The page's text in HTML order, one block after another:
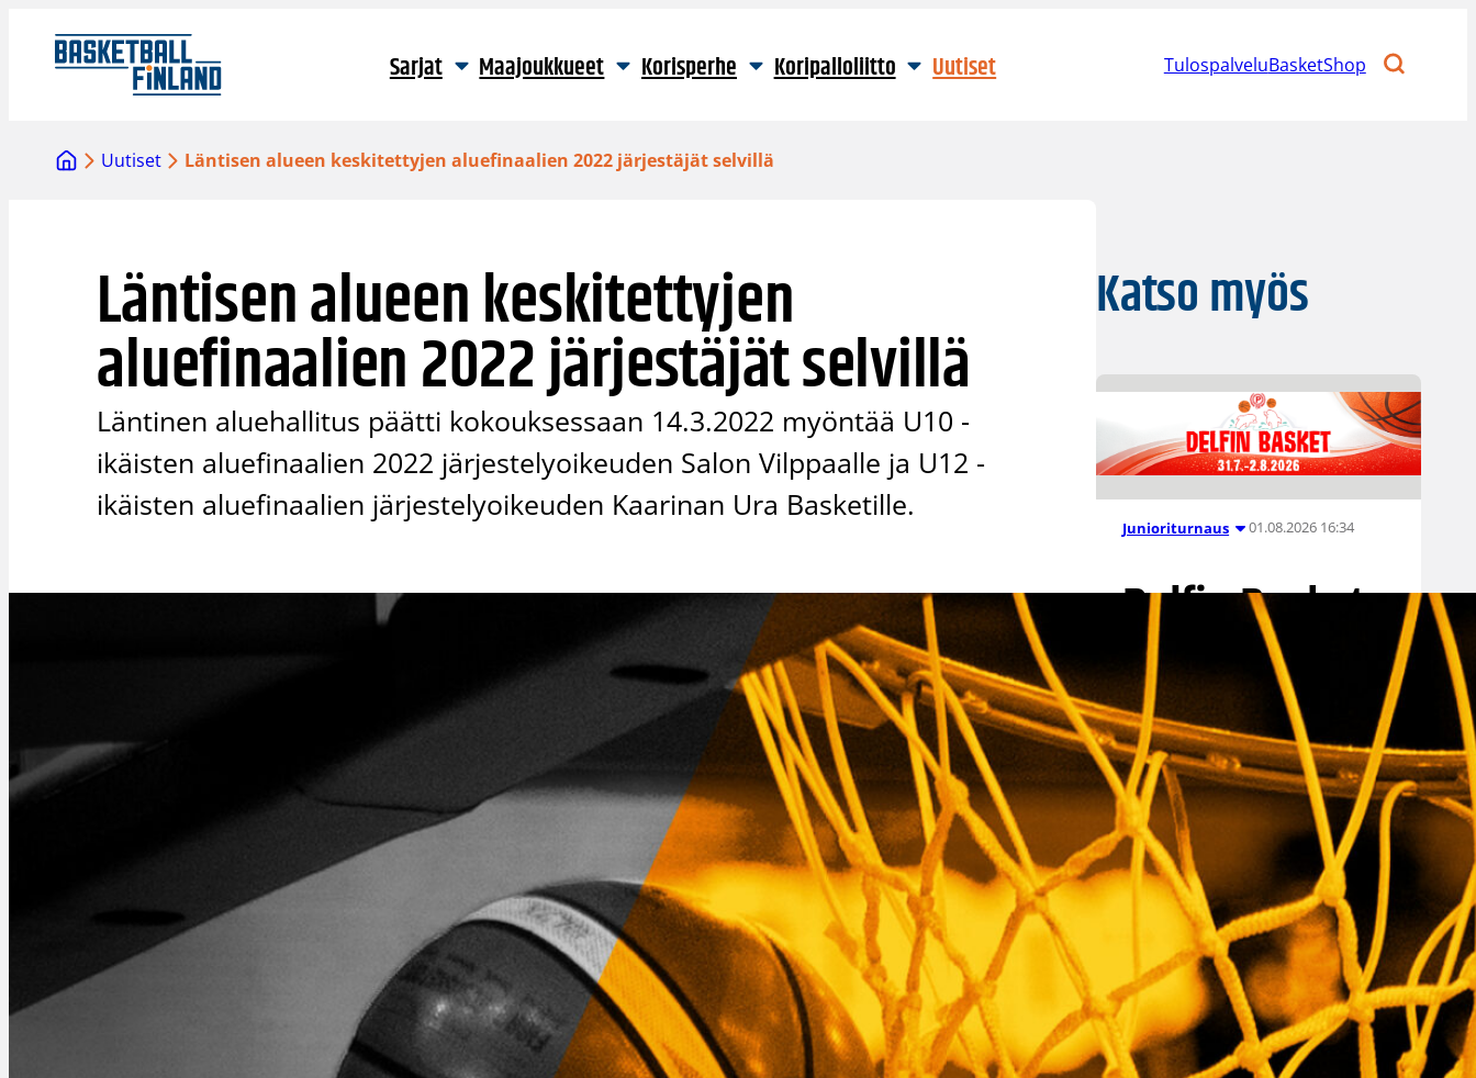
sisältöön
Sarjat Maajoukkueet Korisperhe Koripalloliitto Uutiset TulospalveluBasketShop
Uutiset Läntisen alueen keskitettyjen aluefinaalien 2022 järjestäjät selvillä
Läntisen alueen keskitettyjen
aluefinaalien 2022 järjestäjät selvillä
Läntinen aluehallitus päätti kokouksessaan 14.3.2022 myöntää U10 -
ikäisten aluefinaalien 2022 järjestelyoikeuden Salon Vilppaalle ja U12 -
ikäisten aluefinaalien järjestelyoikeuden Kaarinan Ura Basketille.
Katso myös
Junioriturnaus 01.08.2026 16:34
Delfin Basket
Tournament
31.7.-2.8.
Tampereella
Koripallon kansainvälinen
turnaus Delfin Basket pelataan
Tampereella tänä viikonloppuna.
Järjestyksessään 39. turnaus
kerää yhteen 200 joukkuetta ja
tuhansia koripallon ystäviä niin
Suomesta kuin ulkomailta.